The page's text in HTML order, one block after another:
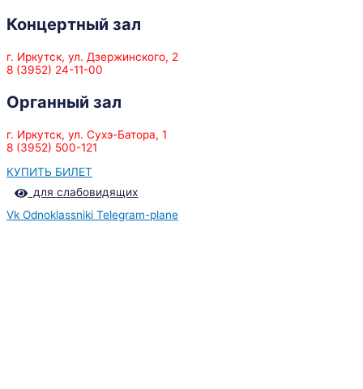
Концертный зал
г. Иркутск, ул. Дзержинского, 2
8 (3952) 24-11-00
Органный зал
г. Иркутск, ул. Сухэ-Батора, 1
8 (3952) 500-121
КУПИТЬ БИЛЕТ
для слабовидящих
Vk Odnoklassniki Telegram-plane